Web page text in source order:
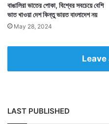
বাঙালিরা ভাতের পোকা, বিশ্বের সবচেয়ে বেশি
ভাত খাওয়া দেশ কিন্তু ভারত বাংলাদেশ নয়
May 28, 2024
Leave
LAST PUBLISHED